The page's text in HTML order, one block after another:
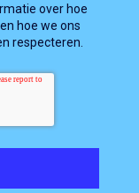
over hoe
hoe we ons
respecteren.